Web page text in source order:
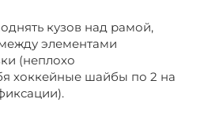
кузов над рамой,
элементами
(неплохо
хоккейные шайбы по 2 на